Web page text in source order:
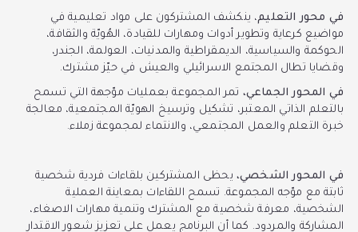
في محور التعليم، ينكشف المشتركون على مواد تعليمية في
مواضيع كرعاية وتطوير أدوات ومهارات للقيادة، الهُويّة والثقافة،
الحوكمة والسياسية، الديمقراطية والمدنيات، العولمة، الجندر،
وقضايا تطال المجتمع الاسرائيلي والعيش في حيّز مشترك.
في المحور الجماعي، تمر المجموعة بعمليات موّجهة التي تسمح
بالتعلم الذاتي المعتبر، تشكيل وترسيخ الهويّة المجتمعية، معالجة
خبرة التعلم والعمل المجتمعي، والانتماء لمجموعة زملاء.
في المحور الشخصي، يحظى المشتركين بلقاءات فردية شخصية
ثابتة مع موّجه المجموعة. تسمح اللقاءات بمعاينة العملية
الشخصية، معرفة شخصية مع المشترك وتنمية مهارات الاصغاء،
المشاركة والمردود. كما أن البرنامج يعمل على تعزيز شعور الاقتدار